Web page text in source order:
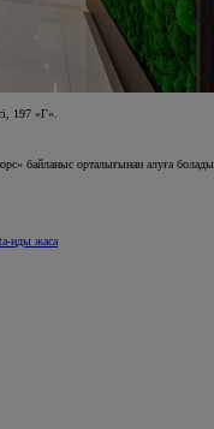
197 «Г».
байланыс орталығынан алуға болады
ңды жаса